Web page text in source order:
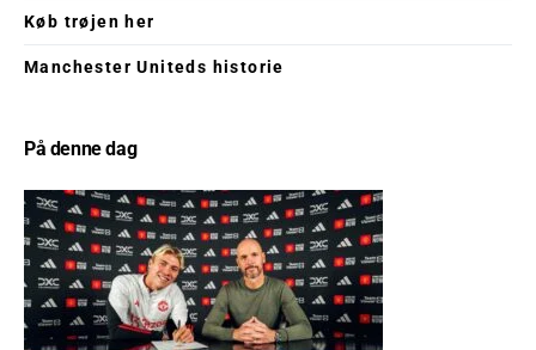
Køb trøjen her
Manchester Uniteds historie
På denne dag